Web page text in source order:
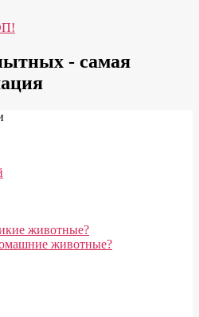
- самая
животные?
животные?